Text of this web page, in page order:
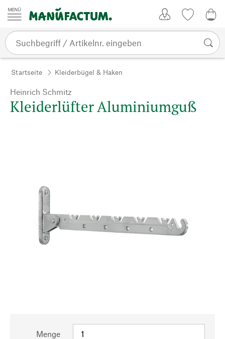
Zum Inhalt springen
Startseite Kleiderbügel & Haken
Heinrich Schmitz
Kleiderlüfter Aluminiumguß
Menge